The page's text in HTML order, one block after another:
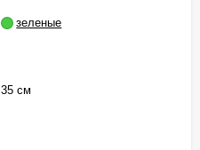
зеленые
35 см